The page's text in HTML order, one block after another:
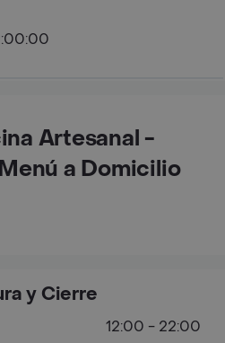
Artesanal -
a Domicilio
y Cierre
12:00 - 22:00